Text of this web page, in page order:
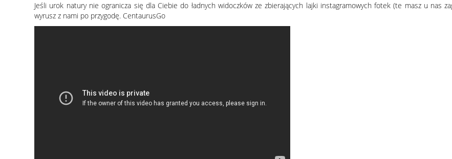
Jeśli urok natury nie ogranicza się dla Ciebie do ładnych widoczków ze zbierających lajki instagramowych fotek (te masz u nas
wyrusz z nami po przygodę. CentaurusGo